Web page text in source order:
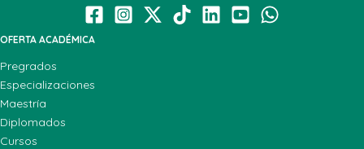
OFERTA ACADÉMICA
Pregrados
Especializaciones
Maestría
Diplomados
Cursos